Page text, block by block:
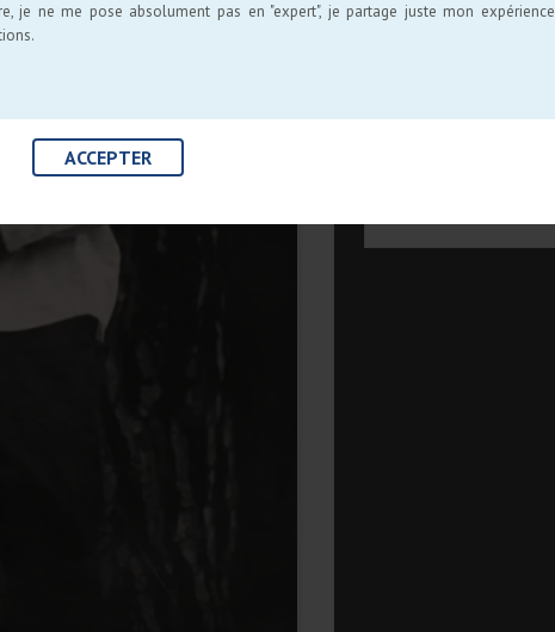
je ne me pose absolument pas en "expert", je partage juste mon expérience
ACCEPTER
Un PS
6 mars
C’était